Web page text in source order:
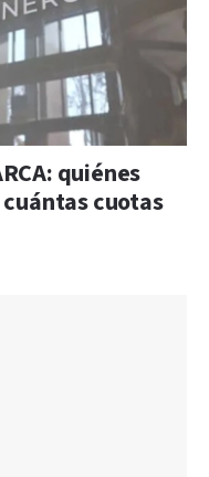
quiénes
cuotas